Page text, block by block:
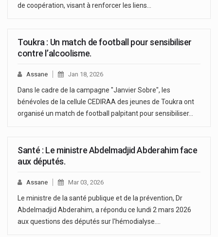
de coopération, visant à renforcer les liens…
Toukra : Un match de football pour sensibiliser
contre l’alcoolisme.
Assane Jan 18, 2026
Dans le cadre de la campagne "Janvier Sobre", les
bénévoles de la cellule CEDIRAA des jeunes de Toukra ont
organisé un match de football palpitant pour sensibiliser…
Santé : Le ministre Abdelmadjid Abderahim face
aux députés.
Assane Mar 03, 2026
Le ministre de la santé publique et de la prévention, Dr
Abdelmadjid Abderahim, a répondu ce lundi 2 mars 2026
aux questions des députés sur l'hémodialyse.…